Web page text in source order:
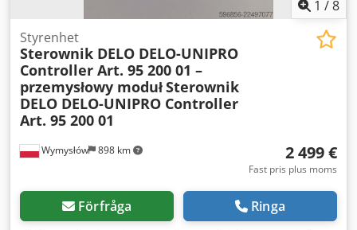
1 /8
Wymysłów 898 km
Styrenhet
Sterownik DELO DELO-UNIPRO
Controller Art. 95 200 01 –
przemysłowy modułSterownik
DELO DELO-UNIPRO Controller
Art. 95 200 01
2 499 €
Fast pris plus moms
Förfråga Ringa